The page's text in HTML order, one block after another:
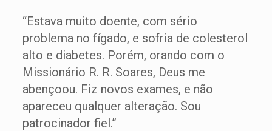
“Estava muito doente, com sério
problema no fígado, e sofria de colesterol
alto e diabetes. Porém, orando com o
Missionário R. R. Soares, Deus me
abençoou. Fiz novos exames, e não
apareceu qualquer alteração. Sou
patrocinador fiel.”